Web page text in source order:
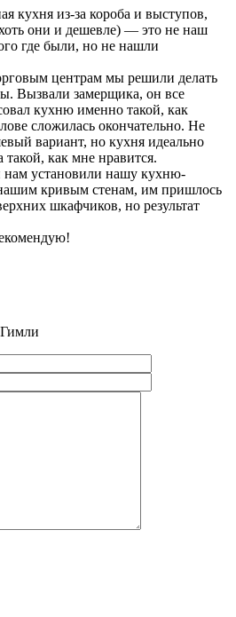
кухня из-за короба и выступов,
они и дешевле) — это не наш
где были, но не нашли
центрам мы решили делать
Вызвали замерщика, он все
кухню именно такой, как
сложилась окончательно. Не
вариант, но кухня идеально
такой, как мне нравится.
нам установили нашу кухню-
кривым стенам, им пришлось
шкафчиков, но результат